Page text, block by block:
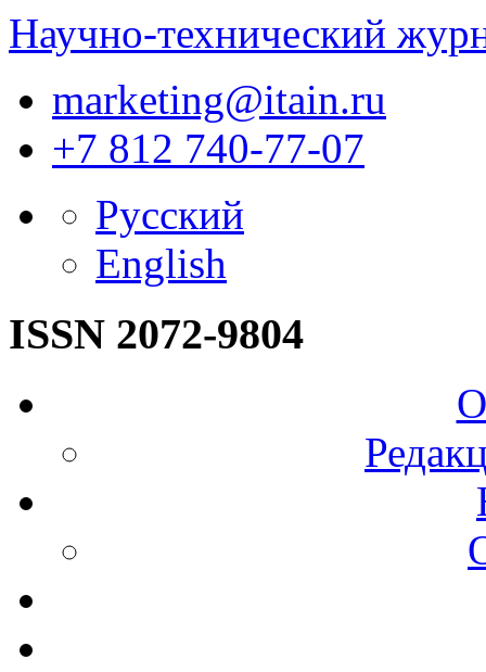
Научно-технический
marketing@itain.ru
+7 812 740-77-07
Русский
English
ISSN 2072-9804